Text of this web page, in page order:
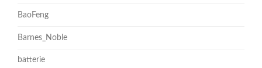
BaoFeng
Barnes_Noble
batterie